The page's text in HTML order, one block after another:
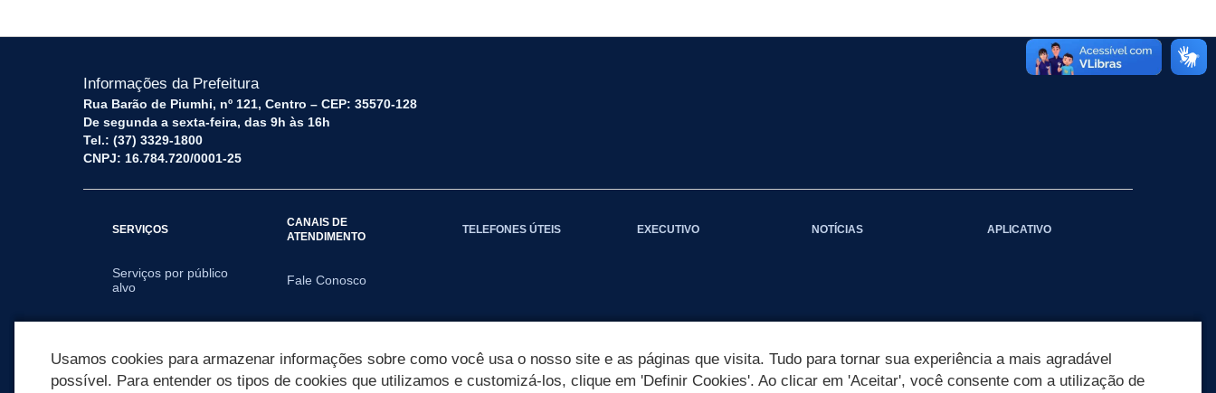
Informações da Prefeitura
Rua Barão de Piumhi, nº 121, Centro – CEP: 35570-128
De segunda a sexta-feira, das 9h às 16h
Tel.: (37) 3329-1800
CNPJ: 16.784.720/0001-25
SERVIÇOS
Serviços por público
alvo
CANAIS DE
ATENDIMENTO
Fale Conosco
TELEFONES ÚTEIS EXECUTIVO NOTÍCIAS APLICATIVO
Usamos cookies para armazenar informações sobre como você usa o nosso site e as páginas que visita. Tudo para tornar sua experiência a mais agradável
possível. Para entender os tipos de cookies que utilizamos e customizá-los, clique em 'Definir Cookies'. Ao clicar em 'Aceitar', você consente com a utilização de